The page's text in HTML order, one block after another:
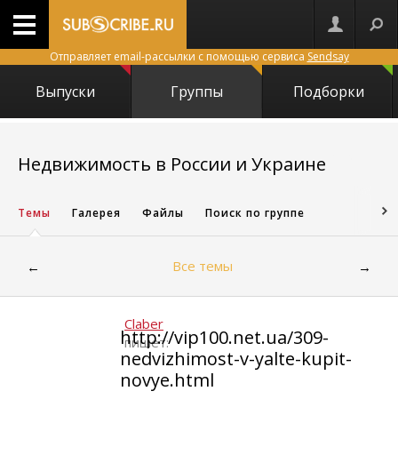
Отправляет email-рассылки с помощью сервиса Sendsay
Выпуски Группы Подборки
Недвижимость в России и Украине
Темы Галерея Файлы Поиск по группе
← Все темы →
Claber
пишет:
http://vip100.net.ua/309-
nedvizhimost-v-yalte-kupit-
novye.html